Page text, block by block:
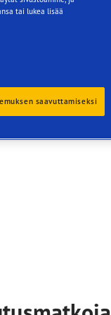
tai lukea lisää
saavuttamiseksi